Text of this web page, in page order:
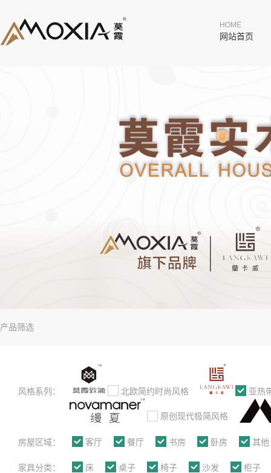
HOME
网站首页
产品筛选
风格系列： 北欧简约时尚风格 亚热
原创现代极简风格
房屋区域： 客厅 餐厅 书房 卧房 其他
家具分类： 床 桌子 椅子 沙发 柜子